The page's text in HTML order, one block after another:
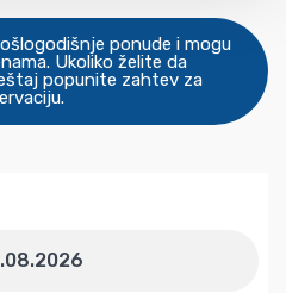
ponude i mogu
Ukoliko želite da
popunite zahtev za